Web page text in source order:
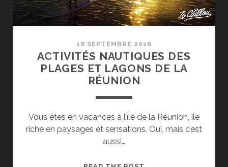
18 SEPTEMBRE 2016
ACTIVITÉS NAUTIQUES DES
PLAGES ET LAGONS DE LA
RÉUNION
Vous êtes en vacances à l’île de la Réunion, île
riche en paysages et sensations. Oui, mais c’est
aussi…